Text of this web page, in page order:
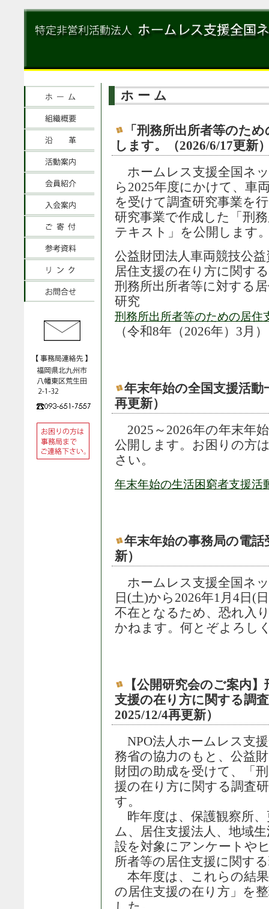
ホーム
「刑務所出所者等のた
します。（2026/6/17更新
ホームレス支援全国ネ
ら2025年度にかけて、車
を受けて調査研究事業を
研究事業で作成した「刑
テキスト」を公開します
公益財団法人車両競技公
居住支援の在り方に関す
刑務所出所者等に対する
研究
刑務所出所者等のための居住
（令和8年（2026年）3月）
年末年始の全国支援活動
再更新）
2025～2026年の年末年
公開します。お困りの方
さい。
年末年始の生活困窮者支援活
年末年始の事務局の電話
新）
ホームレス支援全国ネ
日(土)から2026年1月4日(
不在となるため、恐れ入
かねます。何とぞよろし
【公開研究会のご案内
支援の在り方に関する調
2025/12/4再更新）
NPO法人ホームレス支
務省の協力のもと、公益
財団の助成を受けて、「
援の在り方に関する調査
す。
昨年度は、保護観察所、
ム、居住支援法人、地域
設を対象にアンケートや
所者等の居住支援に関す
本年度は、これらの結
の居住支援の在り方」を